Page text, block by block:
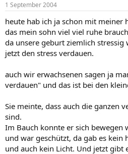
1 September 2004
heute hab ich ja schon mit meiner
das mein sohn viel viel ruhe
da unsere geburt ziemlich stressig
jetzt den stress verdauen.
auch wir erwachsenen sagen ja
verdauen" und das ist bei den
Sie meinte, dass auch die ganzen
sind.
Im Bauch konnte er sich bewegen
und war geschützt, da gab es kein
und auch kein Licht. Und jetzt gibt